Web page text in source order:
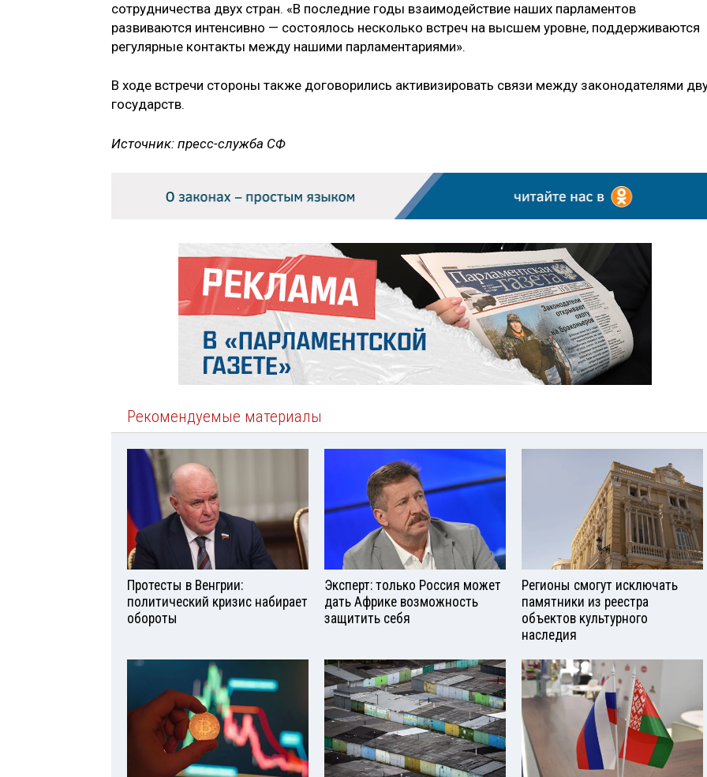
сотрудничества двух стран. «В последние годы взаимодействие наших парламентов
развиваются интенсивно — состоялось несколько встреч на высшем уровне, поддерживаются
регулярные контакты между нашими парламентариями».
В ходе встречи стороны также договорились активизировать связи между законодателями
государств.
Источник: пресс-служба СФ
Рекомендуемые материалы
Протесты в Венгрии:
политический кризис набирает
обороты
Эксперт: только Россия может
дать Африке возможность
защитить себя
Регионы смогут исключать
памятники из реестра
объектов культурного
наследия